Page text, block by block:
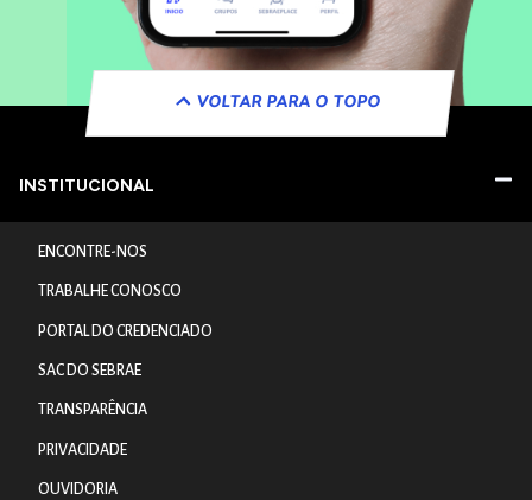
VOLTAR PARA O TOPO
INSTITUCIONAL
ENCONTRE-NOS
TRABALHE CONOSCO
PORTAL DO CREDENCIADO
SAC DO SEBRAE
TRANSPARÊNCIA
PRIVACIDADE
OUVIDORIA